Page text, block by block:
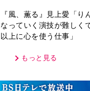
『風、薫る』見上愛「り
なっていく演技が難しく
以上に心を使う仕事」
もっと見る